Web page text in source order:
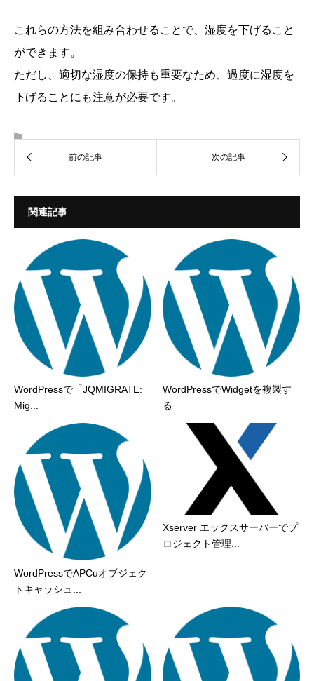
これらの方法を組み合わせることで、湿度を下げること
ができます。
ただし、適切な湿度の保持も重要なため、過度に湿度を
下げることにも注意が必要です。
関連記事
WordPressで「JQMIGRATE:
Mig...
WordPressでWidgetを複製す
る
WordPressでAPCuオブジェク
トキャッシュ...
Xserver エックスサーバーでプ
ロジェクト管理...